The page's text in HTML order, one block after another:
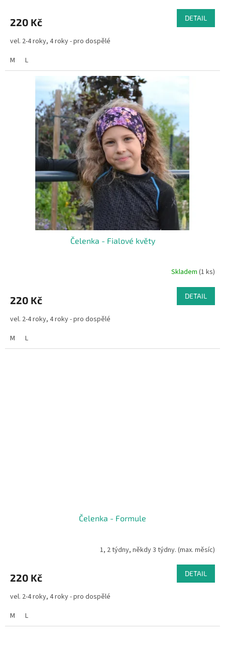
220 Kč DETAIL
vel. 2-4 roky, 4 roky - pro dospělé
M
L
Čelenka - Fialové květy
Skladem (1 ks)
220 Kč DETAIL
vel. 2-4 roky, 4 roky - pro dospělé
M
L
Čelenka - Formule
1, 2 týdny, někdy 3 týdny. (max. měsíc)
220 Kč DETAIL
vel. 2-4 roky, 4 roky - pro dospělé
M
L